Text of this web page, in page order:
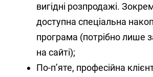
вигідні розпродажі.
доступна спеціальна
програма (потрібно лише
на сайті);
По-п’яте, професійна